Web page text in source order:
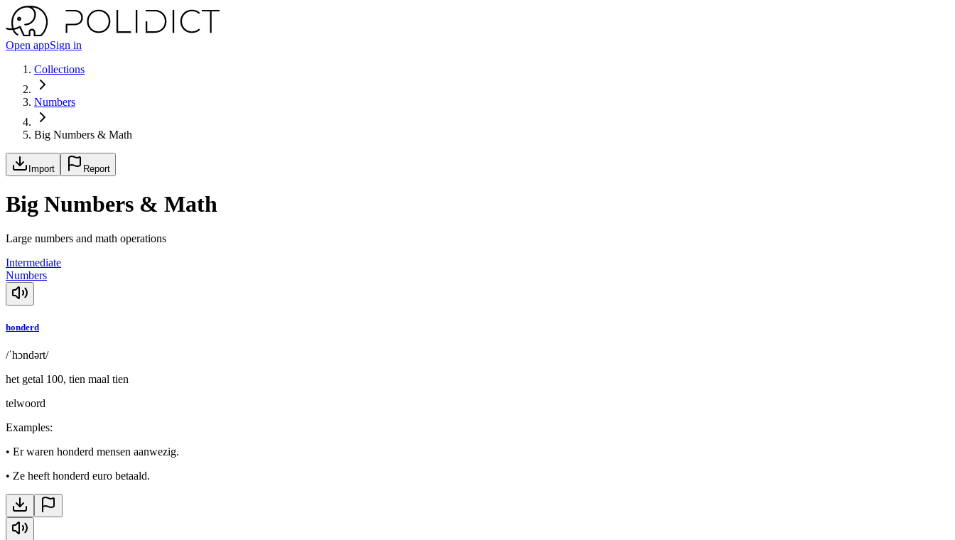
Open appSign in
Collections
Numbers
Big Numbers & Math
Import Report
Big Numbers & Math
Large numbers and math operations
Intermediate
Numbers
honderd
/ˈhɔndərt/
het getal 100, tien maal tien
telwoord
Examples:
• Er waren honderd mensen aanwezig.
• Ze heeft honderd euro betaald.